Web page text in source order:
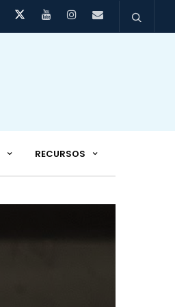
RECURSOS